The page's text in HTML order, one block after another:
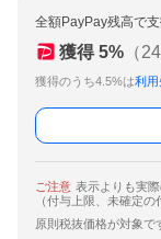
全額PayPay残高で
獲得 5% （
獲得のうち4.5%は利用
ご注意 表示よりも実
（付与上限、未確定の
原則税抜価格が対象で